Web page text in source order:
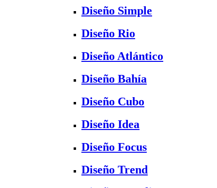
Diseño Simple
Diseño Rio
Diseño Atlántico
Diseño Bahía
Diseño Cubo
Diseño Idea
Diseño Focus
Diseño Trend